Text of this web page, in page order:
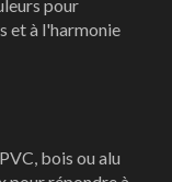
pour
et à l'harmonie
bois ou alu